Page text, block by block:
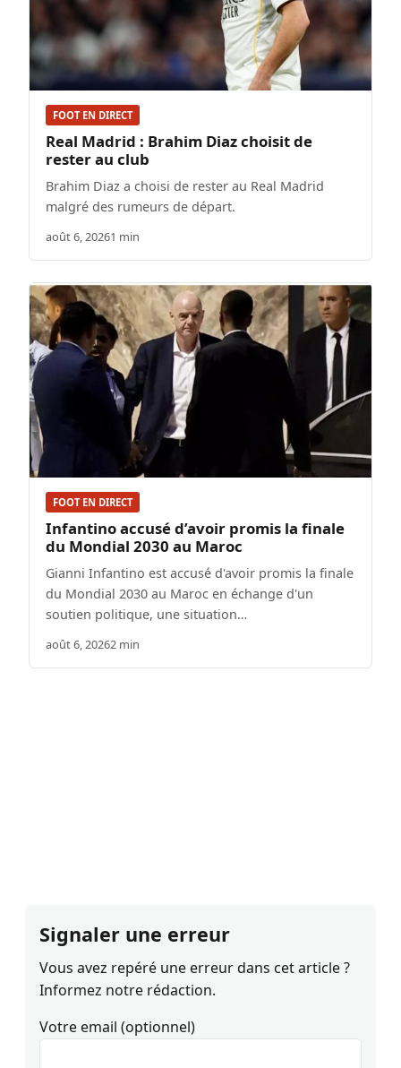
FOOT EN DIRECT
Real Madrid : Brahim Diaz choisit de
rester au club
Brahim Diaz a choisi de rester au Real Madrid
malgré des rumeurs de départ.
août 6, 20261 min
FOOT EN DIRECT
Infantino accusé d’avoir promis la finale
du Mondial 2030 au Maroc
Gianni Infantino est accusé d'avoir promis la finale
du Mondial 2030 au Maroc en échange d'un
soutien politique, une situation…
août 6, 20262 min
Signaler une erreur
Vous avez repéré une erreur dans cet article ?
Informez notre rédaction.
Votre email (optionnel)